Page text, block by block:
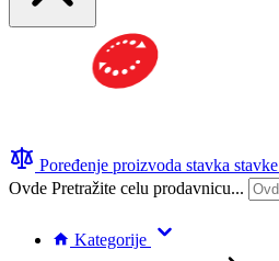
Poređenje proizvoda stavka stavke
Ovde Pretražite celu prodavnicu...
Kategorije